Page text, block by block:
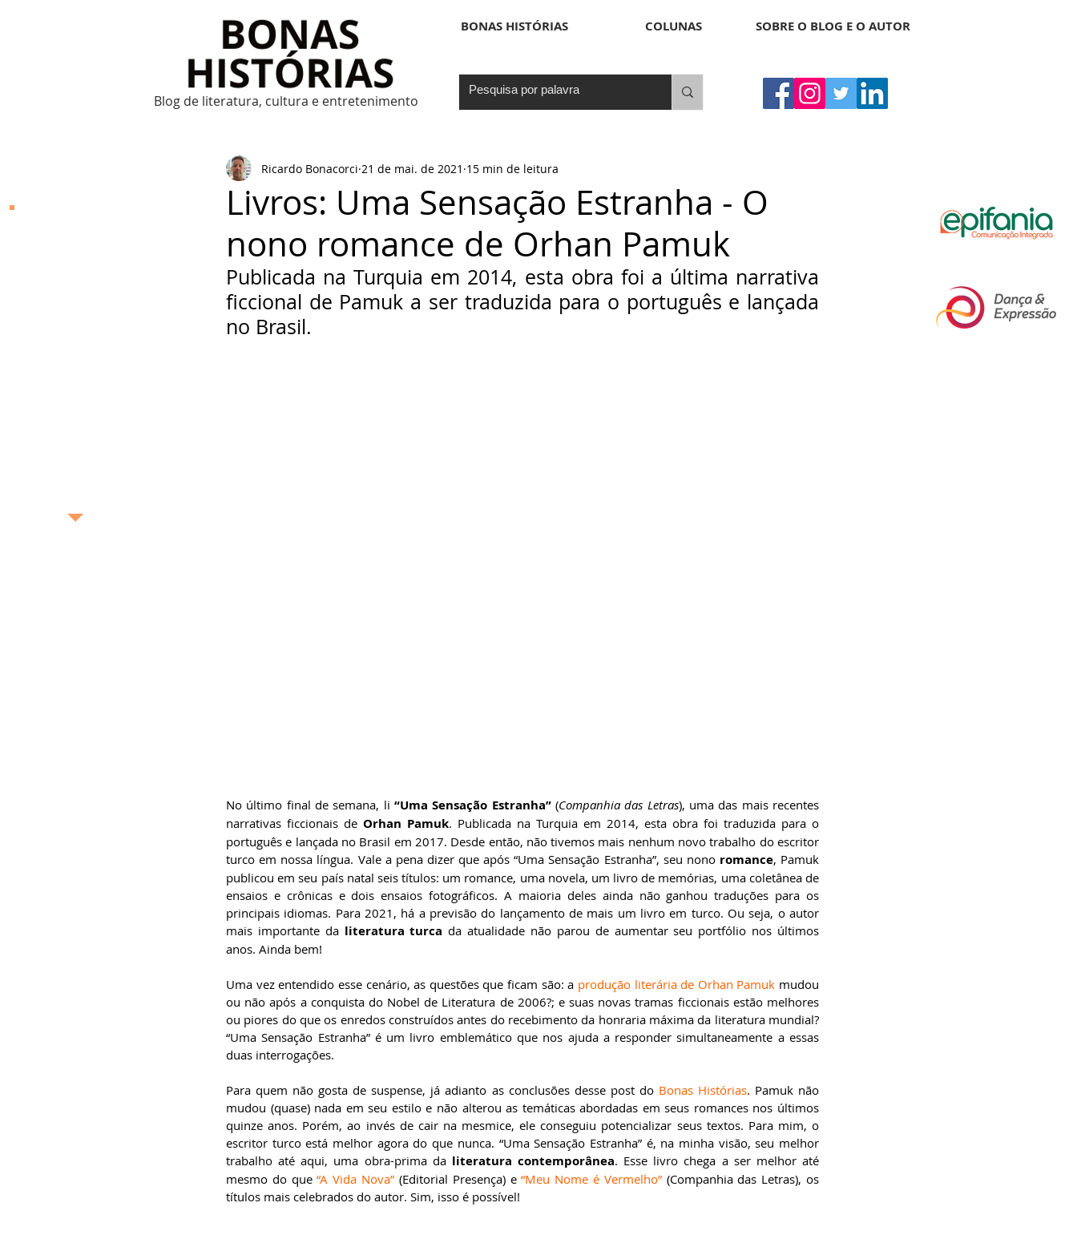
Blog de literatura, cultura e entretenimento
BONAS HISTÓRIAS COLUNAS SOBRE O BLOG E O AUTOR
Livros: Uma Sensação Estranha - O
nono romance de Orhan Pamuk
Ricardo Bonacorci 21 de mai. de 2021 15 min de leitura
Publicada na Turquia em 2014, esta obra foi a última narrativa
ficcional de Pamuk a ser traduzida para o português e lançada
no Brasil.
No último final de semana, li “Uma Sensação Estranha” (Companhia das Letras), uma das mais recentes
narrativas ficcionais de Orhan Pamuk. Publicada na Turquia em 2014, esta obra foi traduzida para o
português e lançada no Brasil em 2017. Desde então, não tivemos mais nenhum novo trabalho do escritor
turco em nossa língua. Vale a pena dizer que após “Uma Sensação Estranha”, seu nono romance, Pamuk
publicou em seu país natal seis títulos: um romance, uma novela, um livro de memórias, uma coletânea de
ensaios e crônicas e dois ensaios fotográficos. A maioria deles ainda não ganhou traduções para os
principais idiomas. Para 2021, há a previsão do lançamento de mais um livro em turco. Ou seja, o autor
mais importante da literatura turca da atualidade não parou de aumentar seu portfólio nos últimos
anos. Ainda bem!
Uma vez entendido esse cenário, as questões que ficam são: a produção literária de Orhan Pamuk mudou
ou não após a conquista do Nobel de Literatura de 2006?; e suas novas tramas ficcionais estão melhores
ou piores do que os enredos construídos antes do recebimento da honraria máxima da literatura mundial?
“Uma Sensação Estranha” é um livro emblemático que nos ajuda a responder simultaneamente a essas
duas interrogações.
Para quem não gosta de suspense, já adianto as conclusões desse post do Bonas Histórias. Pamuk não
mudou (quase) nada em seu estilo e não alterou as temáticas abordadas em seus romances nos últimos
quinze anos. Porém, ao invés de cair na mesmice, ele conseguiu potencializar seus textos. Para mim, o
escritor turco está melhor agora do que nunca. “Uma Sensação Estranha” é, na minha visão, seu melhor
trabalho até aqui, uma obra-prima da literatura contemporânea. Esse livro chega a ser melhor até
mesmo do que “A Vida Nova” (Editorial Presença) e “Meu Nome é Vermelho” (Companhia das Letras), os
títulos mais celebrados do autor. Sim, isso é possível!